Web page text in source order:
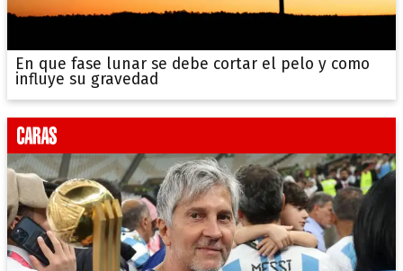
En que fase lunar se debe cortar el pelo y como
influye su gravedad